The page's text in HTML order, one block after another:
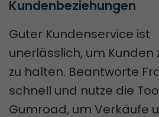
Kundenbeziehungen
Guter Kundenservice ist
unerlässlich, um Kunden
zu halten. Beantworte
schnell und nutze die
Gumroad, um Verkäufe